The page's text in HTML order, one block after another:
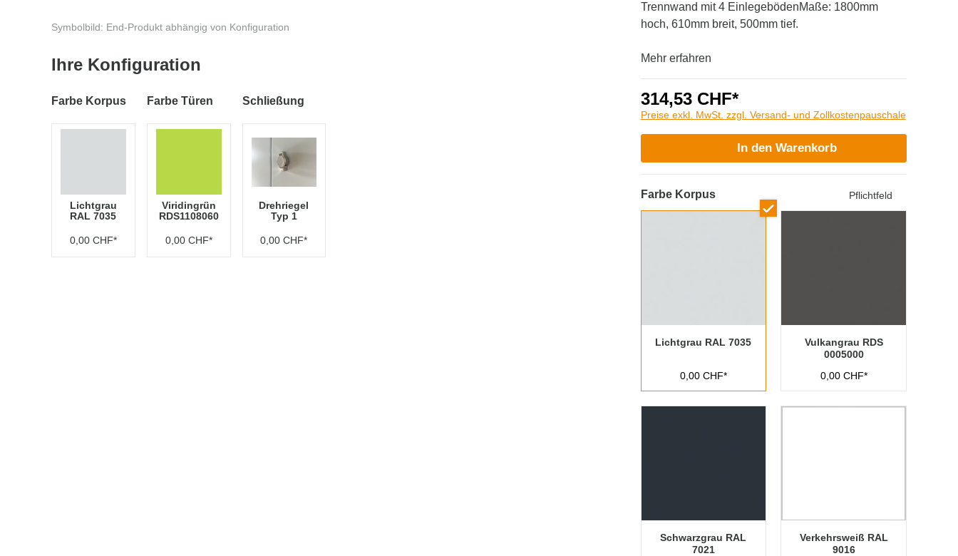
Symbolbild: End-Produkt abhängig von Konfiguration
Ihre Konfiguration
Farbe Korpus
Lichtgrau
RAL 7035
0,00 CHF*
Farbe Türen
Viridingrün
RDS1108060
0,00 CHF*
Schließung
Drehriegel
Typ 1
0,00 CHF*
Trennwand mit 4 EinlegebödenMaße: 1800mm
hoch, 610mm breit, 500mm tief.
Mehr erfahren
314,53 CHF*
Preise exkl. MwSt. zzgl. Versand- und Zollkostenpauschale
In den Warenkorb
Farbe Korpus Pflichtfeld
Lichtgrau RAL 7035
0,00 CHF*
Vulkangrau RDS
0005000
0,00 CHF*
Schwarzgrau RAL
7021
Verkehrsweiß RAL
9016